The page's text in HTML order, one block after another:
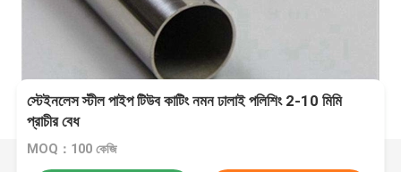
স্টেইনলেস স্টীল পাইপ টিউব কাটিং নমন ঢালাই পলিশিং 2-10 মিমি
প্রাচীর বেধ
MOQ：100 কেজি